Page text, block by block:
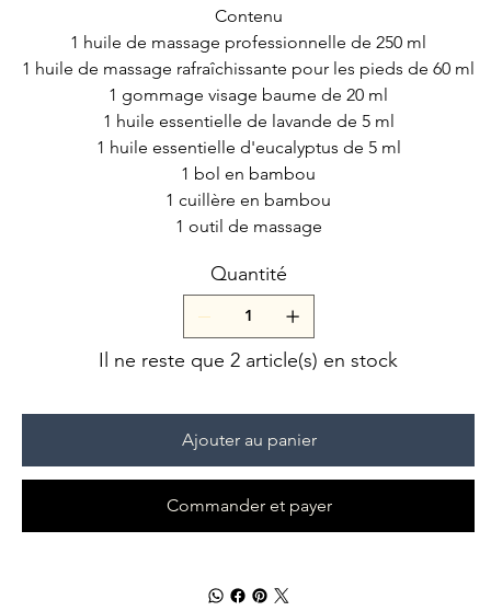
Contenu
1 huile de massage professionnelle de 250 ml
1 huile de massage rafraîchissante pour les pieds de 60 ml
1 gommage visage baume de 20 ml
1 huile essentielle de lavande de 5 ml
1 huile essentielle d'eucalyptus de 5 ml
1 bol en bambou
1 cuillère en bambou
1 outil de massage
Quantité
Il ne reste que 2 article(s) en stock
Ajouter au panier
Commander et payer